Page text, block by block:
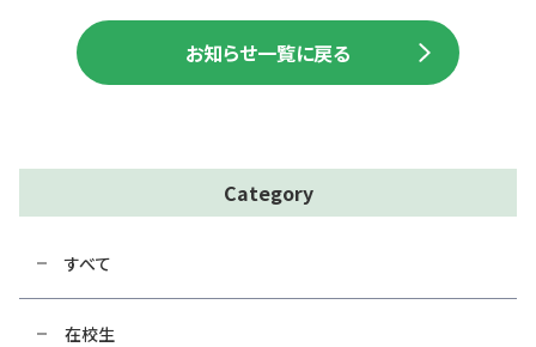
お知らせ一覧に戻る
Category
すべて
在校生